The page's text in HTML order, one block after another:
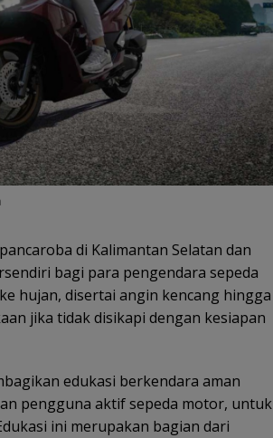
di Kalimantan Selatan dan
bagi para pengendara sepeda
hujan, disertai angin kencang hingga
jika tidak disikapi dengan kesiapan
edukasi berkendara aman
pengguna aktif sepeda motor, untuk
ini merupakan bagian dari